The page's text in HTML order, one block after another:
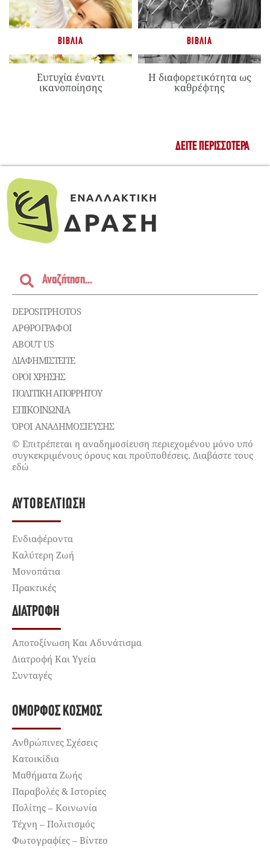
ΒΙΒΛΊΑ
Ευτυχία έναντι
ικανοποίησης
ΒΙΒΛΊΑ
Η διαφορετικότητα ως
καθρέφτης
ΔΕΊΤΕ ΠΕΡΙΣΣΌΤΕΡΑ
DEPOSITPHOTOS
ΑΡΘΡΟΓΡΑΦΟΙ
ABOUT US
ΔΙΑΦΗΜΙΣΤΕΊΤΕ
ΌΡΟΙ ΧΡΉΣΗΣ
ΠΟΛΙΤΙΚΉ ΑΠΟΡΡΉΤΟΥ
ΕΠΙΚΟΙΝΩΝΊΑ
ΌΡΟΙ ΑΝΑΔΗΜΟΣΙΕΥΣΗΣ
© Επιτρέπεται η αναδημοσίευση περιεχομένου μόνο υπό
συγκεκριμένους όρους και προϋποθέσεις. Διαβάστε τους
εδώ
ΑΥΤΟΒΕΛΤΊΩΣΗ
Ενδιαφέροντα
Καλύτερη Ζωή
Μονοπάτια
Πρακτικές
ΔΙΑΤΡΟΦΉ
Αποτοξίνωση Και Αδυνάτισμα
Διατροφή Και Υγεία
Συνταγές
ΌΜΟΡΦΟΣ ΚΌΣΜΟΣ
Ανθρώπινες Σχέσεις
Κατοικίδια
Μαθήματα Ζωής
Παραβολές & Ιστορίες
Πολίτης – Κοινωνία
Τέχνη – Πολιτισμός
Φωτογραφίες – Βίντεο